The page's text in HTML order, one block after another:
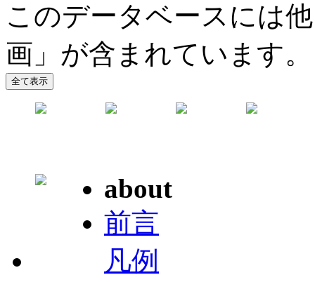
このデータベースには
画」が含まれています。
about
前言
凡例